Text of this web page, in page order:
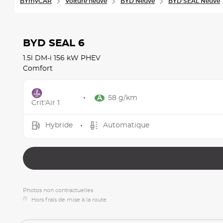
BYD SEAL 6
1.5l DM-i 156 kW PHEV
Comfort
Crit'Air 1
58 g/km
Hybride Automatique
Photos non contractuelles
(1) Hors frais de mise à la route.